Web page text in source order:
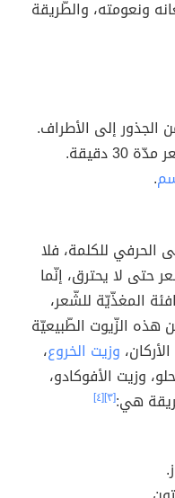
ونعومته، والطّريقة
الجذور إلى الأطراف.
دقيقة.
.
الحرفي للكلمة، فلا
حتى لا يحترق، إنّما
المغذّيّة للشّعر،
هذه الزّيوت الطّبيعيّة
وزيت الخروع،
وزيت الأفوكادو،
هي:[٣] [٤]